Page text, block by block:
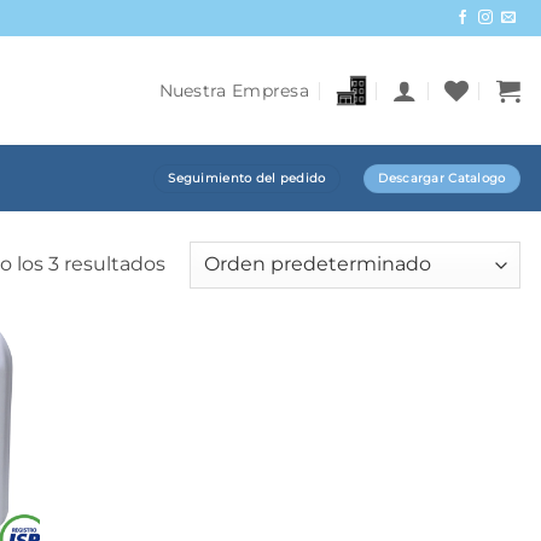
Nuestra Empresa
Seguimiento del pedido Descargar Catalogo
los 3 resultados